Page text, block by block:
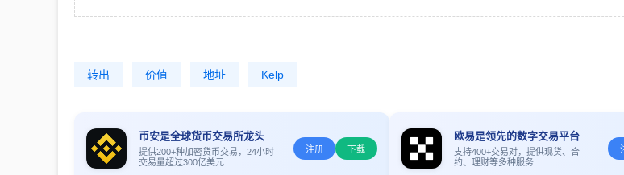
转出 价值 地址 Kelp
币安是全球货币交易所龙头
提供200+种加密货币交易，24小时
交易量超过300亿美元
注册 下载
欧易是领先的数字交易平台
支持400+交易对，提供现货、合
约、理财等多种服务